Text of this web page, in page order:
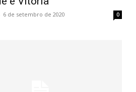
6 de setembro de 2020 0